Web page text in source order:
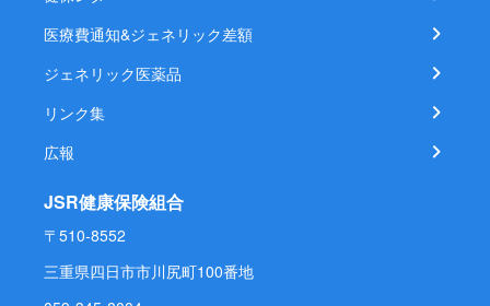
医療費通知&ジェネリック差額
ジェネリック医薬品
リンク集
広報
JSR健康保険組合
〒510-8552
三重県四日市市川尻町100番地